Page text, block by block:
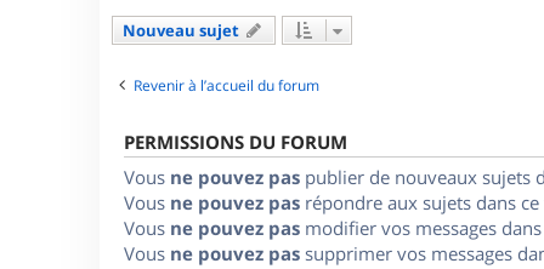
Nouveau sujet
Revenir à l’accueil du forum
PERMISSIONS DU FORUM
Vous ne pouvez pas publier de nouveaux sujets
Vous ne pouvez pas répondre aux sujets dans
Vous ne pouvez pas modifier vos messages
Vous ne pouvez pas supprimer vos messages